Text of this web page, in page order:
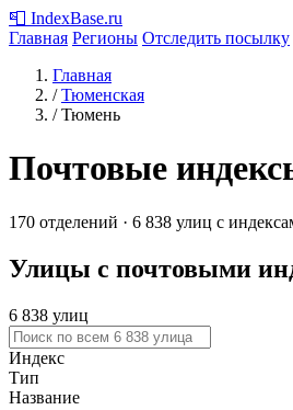
📮 IndexBase.ru
Главная Регионы Отследить посылку
Главная
/ Тюменская
/ Тюмень
Почтовые
170 отделений · 6 838 улиц с
Улицы с почтовыми
6 838 улиц
Индекс
Тип
Название